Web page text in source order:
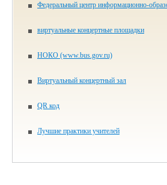
Федеральный центр информационно-
виртуальные концертные площадки
НОКО (www.bus.gov.ru)
Виртуальный концертный зал
QR код
Лучшие практики учителей